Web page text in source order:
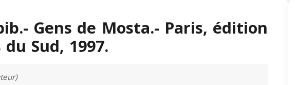
Gens de Mosta.- Paris, édition
Sud, 1997.